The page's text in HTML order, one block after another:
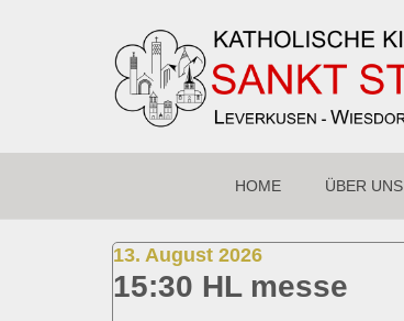
HOME ÜBER UNS
13. August 2026:
15:30 HL messe